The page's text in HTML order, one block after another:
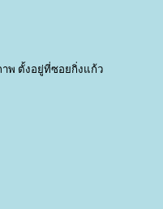
าพ ตั้งอยู่ที่ซอยกิ่งแก้ว